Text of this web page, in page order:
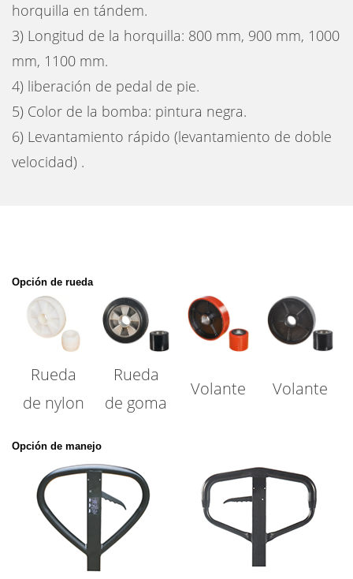
horquilla en tándem.
3) Longitud de la horquilla: 800 mm, 900 mm, 1000
mm, 1100 mm.
4) liberación de pedal de pie.
5) Color de la bomba: pintura negra.
6) Levantamiento rápido (levantamiento de doble
velocidad) .
Opción de rueda
Rueda
de nylon
Rueda
de goma
Volante Volante
Opción de manejo